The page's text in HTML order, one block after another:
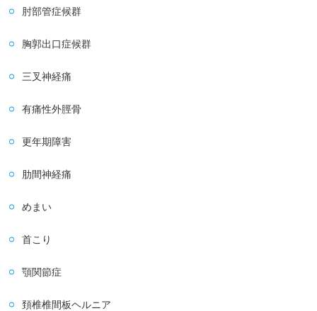
肘部管症候群
胸郭出口症候群
三叉神経痛
有痛性外脛骨
更年期障害
肋間神経痛
めまい
首こり
顎関節症
頚椎椎間板ヘルニア